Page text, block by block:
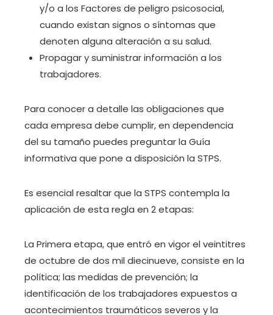
y/o a los Factores de peligro psicosocial,
cuando existan signos o síntomas que
denoten alguna alteración a su salud.
Propagar y suministrar información a los
trabajadores.
Para conocer a detalle las obligaciones que
cada empresa debe cumplir, en dependencia
del su tamaño puedes preguntar la Guía
informativa que pone a disposición la STPS.
Es esencial resaltar que la STPS contempla la
aplicación de esta regla en 2 etapas:
La Primera etapa, que entró en vigor el veintitres
de octubre de dos mil diecinueve, consiste en la
política; las medidas de prevención; la
identificación de los trabajadores expuestos a
acontecimientos traumáticos severos y la